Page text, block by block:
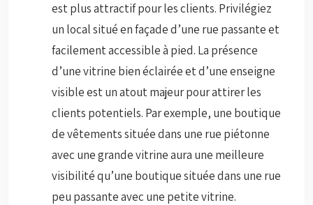
est plus attractif pour les clients. Privilégiez
un local situé en façade d’une rue passante et
facilement accessible à pied. La présence
d’une vitrine bien éclairée et d’une enseigne
visible est un atout majeur pour attirer les
clients potentiels. Par exemple, une boutique
de vêtements située dans une rue piétonne
avec une grande vitrine aura une meilleure
visibilité qu’une boutique située dans une rue
peu passante avec une petite vitrine.